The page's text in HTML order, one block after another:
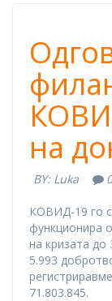
на
BY: Luka 0
КOВИД-19 го
функционира
на кризата
5.993
71.803.845.